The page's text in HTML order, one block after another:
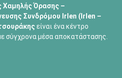
Χαμηλής Όρασης –
Συνδρόμου Irlen (Irlen –
είναι ένα κέντρο
σύγχρονα μέσα αποκατάστασης.